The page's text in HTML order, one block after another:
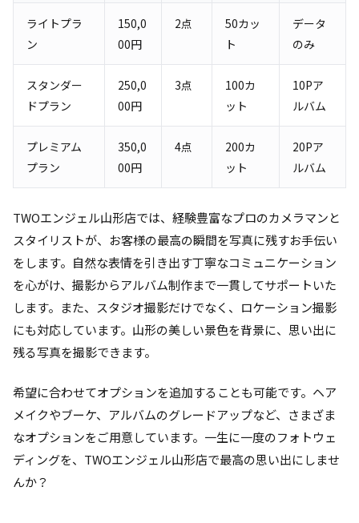
ライトプラ
ン
150,0
00円
2点
50カッ
ト
データ
のみ
スタンダー
ドプラン
250,0
00円
3点
100カ
ット
10Pア
ルバム
プレミアム
プラン
350,0
00円
4点
200カ
ット
20Pア
ルバム
TWOエンジェル山形店では、経験豊富なプロのカメラマンと
スタイリストが、お客様の最高の瞬間を写真に残すお手伝い
をします。自然な表情を引き出す丁寧なコミュニケーション
を心がけ、撮影からアルバム制作まで一貫してサポートいた
します。また、スタジオ撮影だけでなく、ロケーション撮影
にも対応しています。山形の美しい景色を背景に、思い出に
残る写真を撮影できます。
希望に合わせてオプションを追加することも可能です。ヘア
メイクやブーケ、アルバムのグレードアップなど、さまざま
なオプションをご用意しています。一生に一度のフォトウェ
ディングを、TWOエンジェル山形店で最高の思い出にしませ
んか？